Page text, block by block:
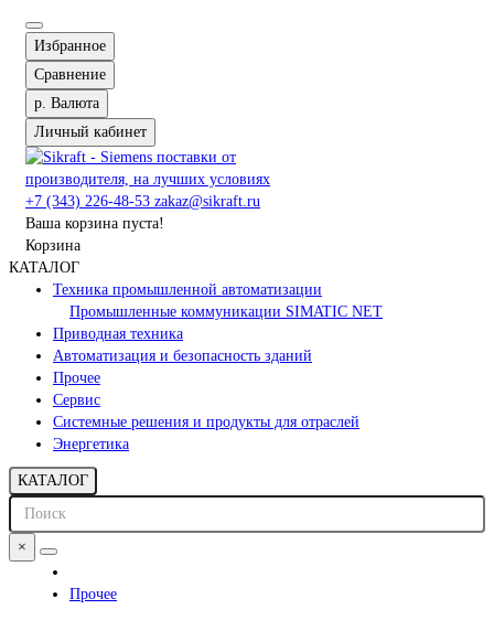
Избранное
Сравнение
р. Валюта
Личный кабинет
+7 (343) 226-48-53 zakaz@sikraft.ru
Ваша корзина пуста!
Корзина
КАТАЛОГ
Техника промышленной автоматизации
Промышленные коммуникации SIMATIC NET
Приводная техника
Автоматизация и безопасность зданий
Прочее
Сервис
Системные решения и продукты для отраслей
Энергетика
КАТАЛОГ
×
Прочее